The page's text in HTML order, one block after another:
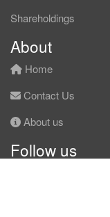
Shareholdings
About
Home
Contact Us
About us
Follow us